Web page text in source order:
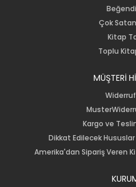
Çok
Kitap
Toplu
MÜŞTERİ
Kargo ve
Dikkat Edilecek
Amerika'dan Sipariş Veren